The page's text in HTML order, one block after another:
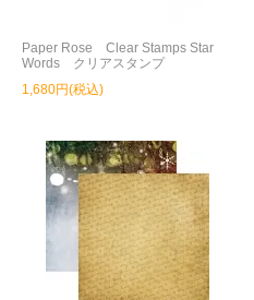
Paper Rose Clear Stamps Star
Words クリアスタンプ
1,680円(税込)